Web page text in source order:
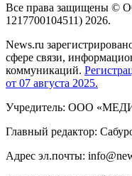
Все права защищены
1217700104511) 2026.
News.ru
сфере связи,
коммуникаций.
от 07 августа 2025.
Учредитель: ООО
Главный редактор:
Адрес эл.почты: